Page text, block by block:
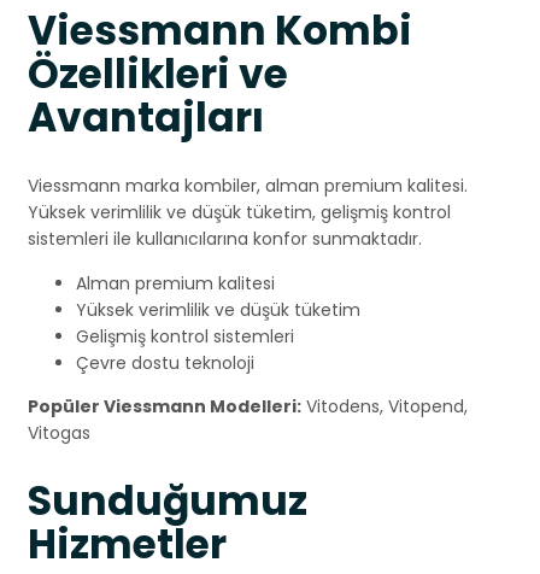
Viessmann Kombi
Özellikleri ve
Avantajları
Viessmann marka kombiler, alman premium kalitesi.
Yüksek verimlilik ve düşük tüketim, gelişmiş kontrol
sistemleri ile kullanıcılarına konfor sunmaktadır.
Alman premium kalitesi
Yüksek verimlilik ve düşük tüketim
Gelişmiş kontrol sistemleri
Çevre dostu teknoloji
Popüler Viessmann Modelleri: Vitodens, Vitopend,
Vitogas
Sunduğumuz
Hizmetler